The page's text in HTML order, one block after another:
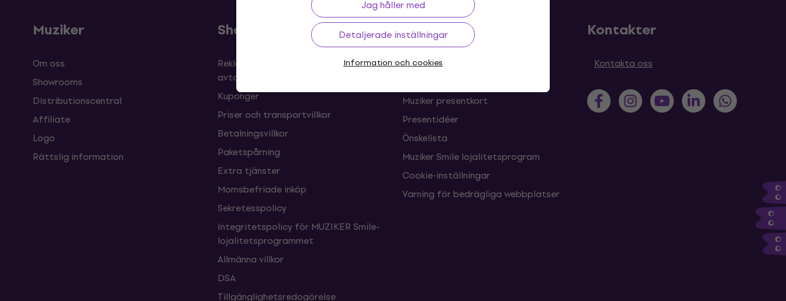
Jag håller med
Detaljerade inställningar
Information och cookies
Muziker
Om oss
Showrooms
Distributionscentral
Affiliate
Logo
Rättslig information
Shopping
Reklamationer och frånträden av
avtalet
Kuponger
Priser och transportvillkor
Betalningsvillkor
Paketspårning
Extra tjänster
Momsbefriade inköp
Sekretesspolicy
Integritetspolicy för MUZIKER Smile-
lojalitetsprogrammet
Allmänna villkor
DSA
Tillgänglighetsredogörelse
Nyttiga länkar
FAQ - Vanliga frågor
Muziker presentkort
Presentidéer
Önskelista
Muziker Smile lojalitetsprogram
Cookie-inställningar
Varning för bedrägliga webbplatser
Kontakter
Kontakta oss